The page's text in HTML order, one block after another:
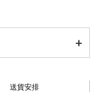
送貨安排